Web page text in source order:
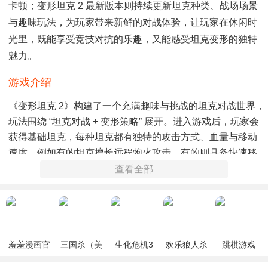
卡顿；变形坦克 2 最新版本则持续更新坦克种类、战场场景
与趣味玩法，为玩家带来新鲜的对战体验，让玩家在休闲时
光里，既能享受竞技对抗的乐趣，又能感受坦克变形的独特
魅力。​
游戏介绍​
《变形坦克 2》构建了一个充满趣味与挑战的坦克对战世界，
玩法围绕 “坦克对战 + 变形策略” 展开。进入游戏后，玩家会
获得基础坦克，每种坦克都有独特的攻击方式、血量与移动
速度，例如有的坦克擅长远程炮火攻击，有的则具备快速移
动与近距离突袭的能力。更具特色的是，所有坦克都拥有变
成具备飞行能力的战机，或变形成防御能力更强的堡垒，应
新手只需几分钟就能掌握核心玩法。战场场景丰富多样，从
查看全部
羞羞漫画官
三国杀（美
生化危机3
欢乐狼人杀
跳棋游戏